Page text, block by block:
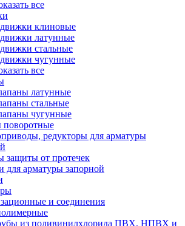
все
клиновые
латунные
стальные
чугунные
все
латунные
стальные
чугунные
поворотные
редукторы для арматуры
защиты от протечек
для арматуры запорной
и соединения
из поливинилхлорида ПВХ, НПВХ и